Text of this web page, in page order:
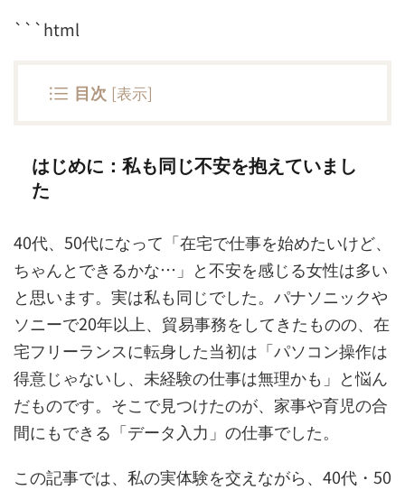
```html
目次 [表示]
はじめに：私も同じ不安を抱えていまし
た
40代、50代になって「在宅で仕事を始めたいけど、
ちゃんとできるかな…」と不安を感じる女性は多い
と思います。実は私も同じでした。パナソニックや
ソニーで20年以上、貿易事務をしてきたものの、在
宅フリーランスに転身した当初は「パソコン操作は
得意じゃないし、未経験の仕事は無理かも」と悩ん
だものです。そこで見つけたのが、家事や育児の合
間にもできる「データ入力」の仕事でした。
この記事では、私の実体験を交えながら、40代・50